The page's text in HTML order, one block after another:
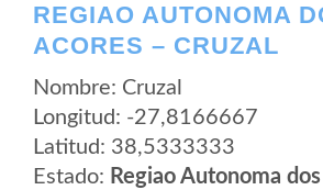
REGIAO AUTONOMA
ACORES – CRUZAL
Nombre: Cruzal
Longitud: -27,8166667
Latitud: 38,5333333
Estado: Regiao Autonoma